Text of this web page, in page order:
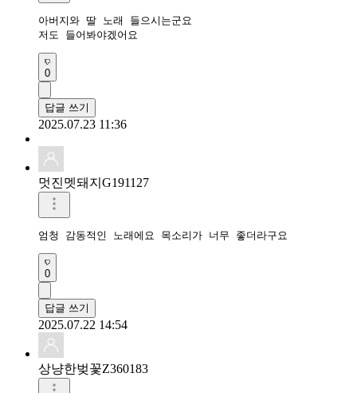
아버지와 딸 노래 들으시는군요
저도 들어봐야겠어요
0
답글 쓰기
2025.07.23 11:36
멋진멧돼지G191127
엄청 감동적인 노래에요 목소리가 너무 좋더라구요
0
답글 쓰기
2025.07.22 14:54
상냥한벚꽃Z360183